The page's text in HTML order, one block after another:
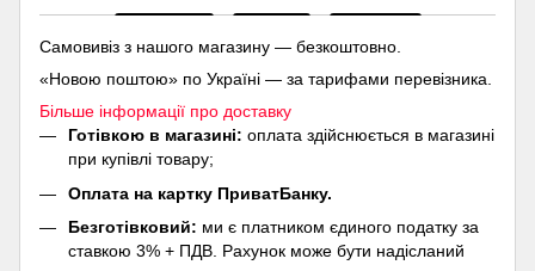
Самовивіз з нашого магазину — безкоштовно.
«Новою поштою» по Україні — за тарифами перевізника.
Більше інформації про доставку
Готівкою в магазині: оплата здійснюється в магазині
при купівлі товару;
Оплата на картку ПриватБанку.
Безготівковий: ми є платником єдиного податку за
ставкою 3% + ПДВ. Рахунок може бути надісланий